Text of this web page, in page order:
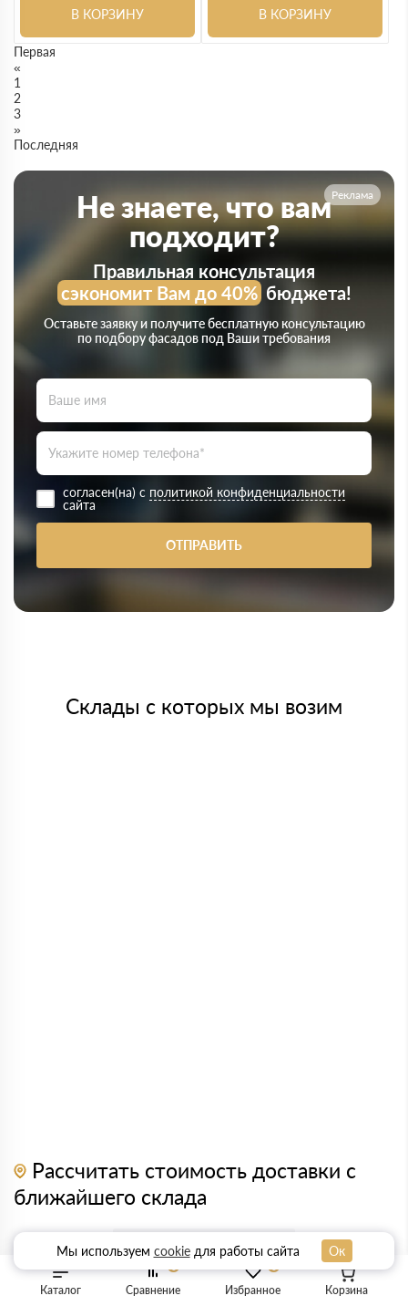
Каталог Избранное
Сравнение Корзина
В КОРЗИНУ В КОРЗИНУ
Первая
«
1
2
3
»
Последняя
Реклама
Не знаете, что вам
подходит?
Правильная консультация
сэкономит Вам до 40%бюджета!
Оставьте заявку и получите бесплатную консультацию
по подбору фасадов под Ваши требования
согласен(на) с политикой конфиденциальности
сайта
ОТПРАВИТЬ
Склады с которых мы возим
Рассчитать стоимость доставки с
ближайшего склада
Мы используем cookieдля работы сайта Ок